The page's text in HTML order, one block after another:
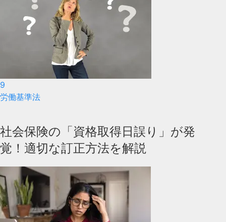
9
労働基準法
社会保険の「資格取得日誤り」が発
覚！適切な訂正方法を解説